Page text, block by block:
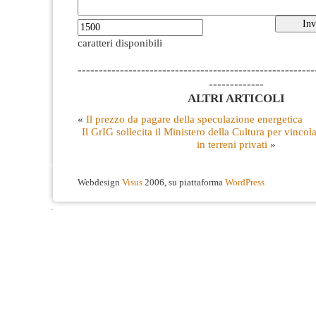
caratteri disponibili
-------------
ALTRI ARTICOLI
« Il prezzo da pagare della speculazione energetica
Il GrIG sollecita il Ministero della Cultura per
in terreni privati »
Webdesign Visus 2006, su piattaforma WordPress